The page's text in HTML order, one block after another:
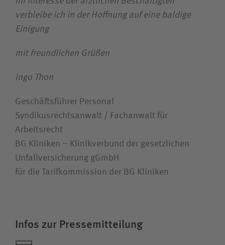
verbleibe ich in der Hoffnung auf eine baldige
Einigung
mit freundlichen Grüßen
Ingo Thon
Geschäftsführer Personal
Syndikusrechtsanwalt / Fachanwalt für
Arbeitsrecht
BG Kliniken – Klinikverbund der gesetzlichen
Unfallversicherung gGmbH
für die Tarifkommission der BG Kliniken
Infos zur Pressemitteilung